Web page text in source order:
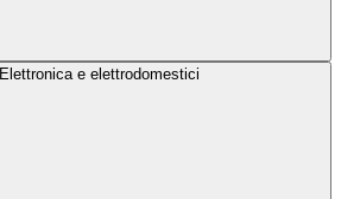
Elettronica e elettrodomestici